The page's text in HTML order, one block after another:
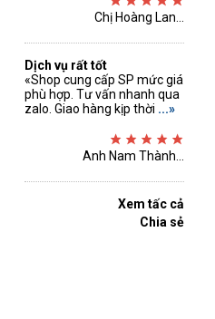
Chị Hoàng Lan...
Dịch vụ rất tốt
«Shop cung cấp SP mức giá
phù hợp. Tư vấn nhanh qua
zalo. Giao hàng kịp thời ...»
Anh Nam Thành...
Xem tấc cả
Chia sẻ